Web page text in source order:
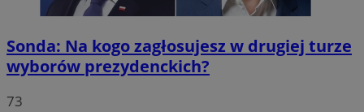
Sonda: Na kogo zagłosujesz w drugiej turze
wyborów prezydenckich?
73